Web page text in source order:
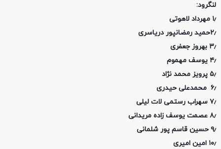
لنگرود:
۱٫ مهرداد لاهوتی
۲٫حمید رمضانپور دریاسری
۳٫ بهروز جعفری
۴٫ یوسف مهموم
۵٫ پرویز محمد نژاد
۶٫ محمدعلی حیدری
۷٫ سهراب رستمی لات لیلی
۸٫ عصمت یوسف زاده مریدانی
۹٫ حسین قاسم پور شلمانی
۱۰٫ امین امیری